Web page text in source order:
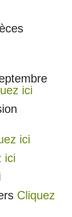
ici
ici
ici
Cliquez